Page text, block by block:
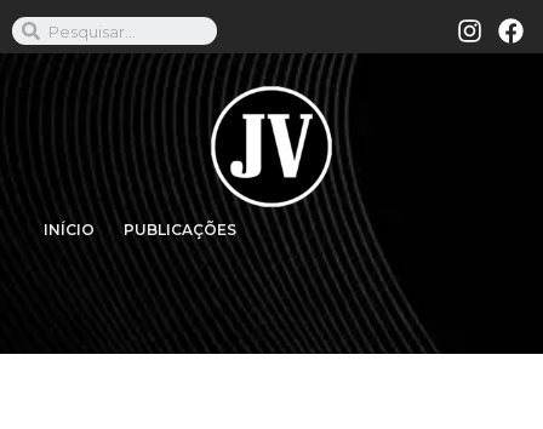
INÍCIO PUBLICAÇÕES